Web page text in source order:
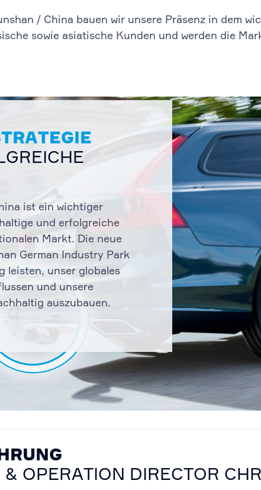
/ China bauen wir unsere Präsenz in dem
sowie asiatische Kunden und werden die
ist ein wichtiger
und erfolgreiche
Markt. Die neue
German Industry Park
leisten, unser globales
und unsere
auszubauen.
OPERATION DIRECTOR